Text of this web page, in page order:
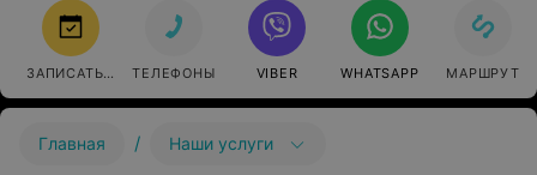
ЗАПИСАТЬСЯ ТЕЛЕФОНЫ VIBER WHATSAPP МАРШРУТ
Главная / Наши услуги